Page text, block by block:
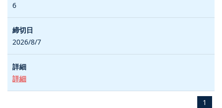
6
2026/8/7
詳細
1